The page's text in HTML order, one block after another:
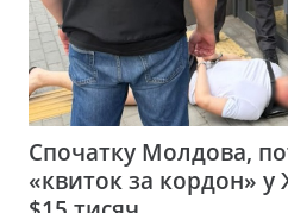
Спочатку Молдова,
«квиток за кордон»